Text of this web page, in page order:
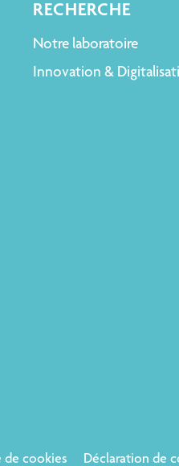
RECHERCHE
Notre laboratoire
Innovation &
de cookies Déclaration de